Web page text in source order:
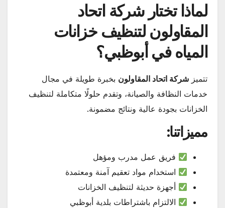
لماذا تختار شركة اتحاد
المقاولون لتنظيف خزانات
المياه في أبوظبي؟
تتميز شركة اتحاد المقاولون بخبرة طويلة في مجال
خدمات النظافة والصيانة، وتقدم حلولًا متكاملة لتنظيف
الخزانات بجودة عالية ونتائج مضمونة.
مميزاتنا:
فريق عمل مدرب ومؤهل
استخدام مواد تعقيم آمنة ومعتمدة
أجهزة حديثة لتنظيف الخزانات
الالتزام باشتراطات بلدية أبوظبي